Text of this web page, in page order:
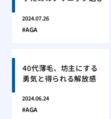
2024.07.26
AGA
40代薄毛、坊主にする
勇気と得られる解放感
2024.06.24
AGA